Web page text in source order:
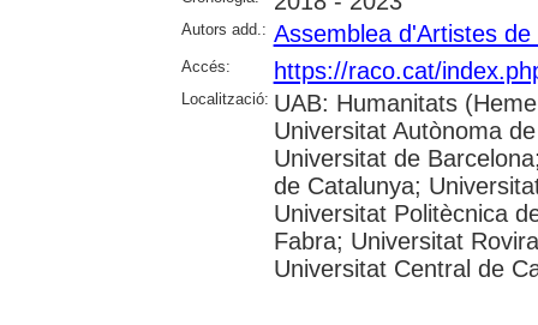
Autors add.: Assemblea d'Artistes
Accés: https://raco.cat/
Localització: UAB: Humanitats
Universitat Autònoma
Universitat de
de Catalunya;
Universitat Politècnica
Fabra; Universitat
Universitat Central de